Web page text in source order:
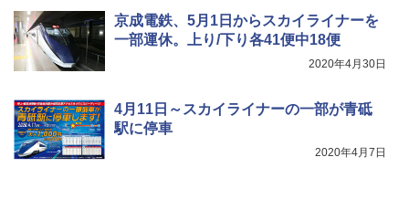
[キャンパーズコレクション 山善] 傘みたいに
広げるだけ パッとサッとテント キューブワ
イド ブラックコーティング フルクローズ メ
ッシュ 4人用 簡単設置 ポップアップテント P
￥-
ポインターライト 強力 小型 緑色/赤色/青紫色
USB充電式 高精度 超長距離照射 長時間使用
可能 安全ロック付き 高安全性 金属製耐久 コ
ンパクト多機能設計 持ち運び便利 アウトド
ア/オフィス/教育現場/展示会用 緑
￥1,180
京成電鉄、5月1日からスカイライナーを
一部運休。上り/下り各41便中18便
2020年4月30日
4月11日～スカイライナーの一部が青砥
駅に停車
2020年4月7日